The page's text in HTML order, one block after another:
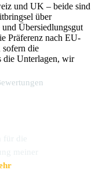
und UK – beide sind
über
Übersiedlungsgut
Präferenz nach EU-
die
die Unterlagen, wir
für die
meiner